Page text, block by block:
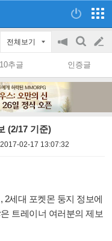
전체보기
공
on/off
검
색
글
쓰
10추글 인증글
(2/17 기준)
2017-02-17 13:07:32
2세대 포켓몬 둥지 정보에
트레이너 여러분의 제보